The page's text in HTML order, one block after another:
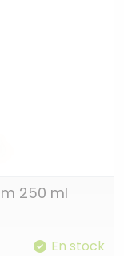
250 ml
En stock